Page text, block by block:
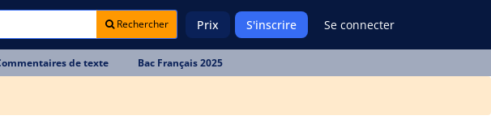
Rechercher Prix S'inscrire Se connecter
de texte Bac Français 2025